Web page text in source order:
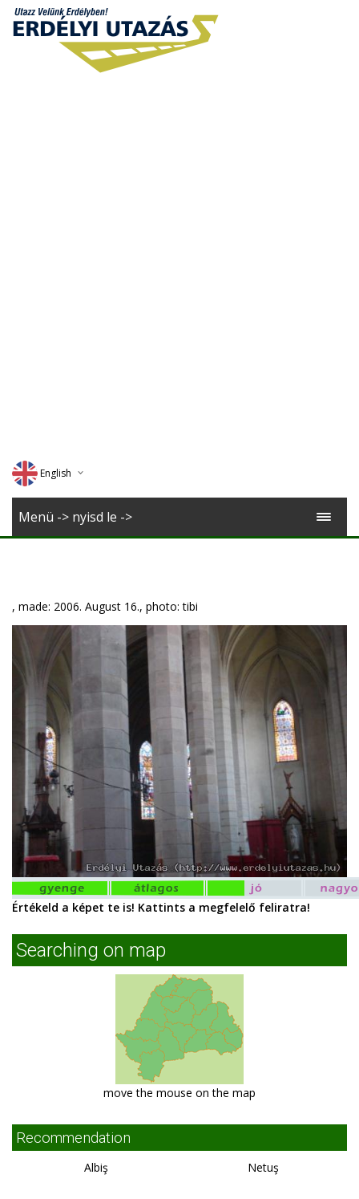
English
Deutsch
Menü -> nyisd le ->
, made: 2006. August 16., photo: tibi
Értékeld a képet te is! Kattints a megfelelő feliratra!
Searching on map
move the mouse on the map
Recommendation
Albiş Netuş